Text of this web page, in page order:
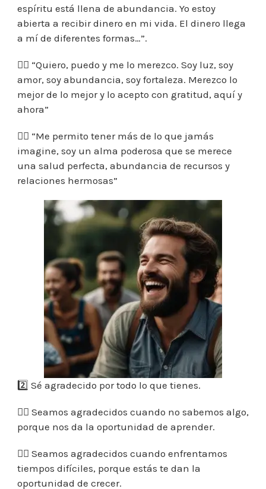
espíritu está llena de abundancia. Yo estoy
abierta a recibir dinero en mi vida. El dinero llega
a mí de diferentes formas…”.
👉🏼 “Quiero, puedo y me lo merezco. Soy luz, soy
amor, soy abundancia, soy fortaleza. Merezco lo
mejor de lo mejor y lo acepto con gratitud, aquí y
ahora”
👉🏼 “Me permito tener más de lo que jamás
imagine, soy un alma poderosa que se merece
una salud perfecta, abundancia de recursos y
relaciones hermosas”
2️⃣ Sé agradecido por todo lo que tienes.
👉🏼 Seamos agradecidos cuando no sabemos algo,
porque nos da la oportunidad de aprender.
👉🏼 Seamos agradecidos cuando enfrentamos
tiempos difíciles, porque estás te dan la
oportunidad de crecer.